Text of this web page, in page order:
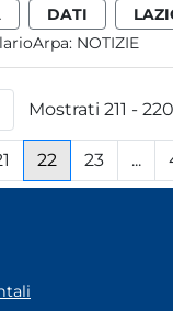
DATI
NOTIZIE
Mostrati 211 -
intermedie
PaginaPagina
22 Pagina
23 ...